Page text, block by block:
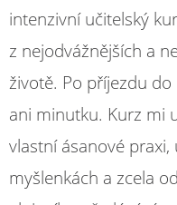
intenzivní učitelský
z nejodvážnějších a
životě. Po příjezdu
ani minutku. Kurz mi
vlastní ásanové
myšlenkách a zcela